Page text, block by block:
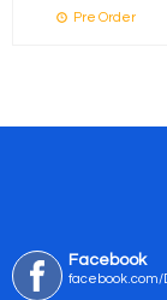
Pre Order
Facebook
facebook.com/